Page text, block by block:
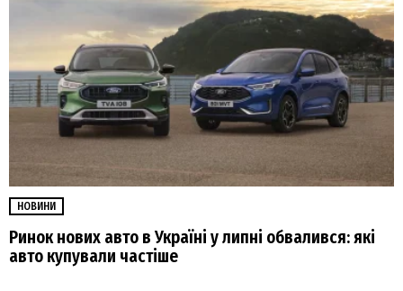
НОВИНИ
Ринок нових авто в Україні у липні обвалився: які
авто купували частіше